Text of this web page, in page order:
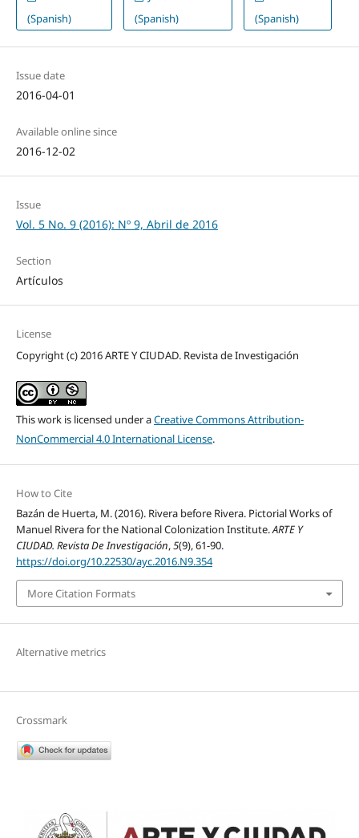
(Spanish)
(Spanish)
(Spanish)
Issue date
2016-04-01
Available online since
2016-12-02
Issue
Vol. 5 No. 9 (2016): Nº 9, Abril de 2016
Section
Artículos
License
Copyright (c) 2016 ARTE Y CIUDAD. Revista de Investigación
This work is licensed under aCreative Commons Attribution-
NonCommercial 4.0 International License.
How to Cite
Bazán de Huerta, M. (2016). Rivera before Rivera. Pictorial Works of
Manuel Rivera for the National Colonization Institute.ARTE Y
CIUDAD. Revista De Investigación,5(9), 61-90.
https://doi.org/10.22530/ayc.2016.N9.354
More Citation Formats
Alternative metrics
Crossmark